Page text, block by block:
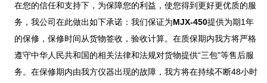
在您的信任和支持下，为保障您的利益，使您得到更好更优质的服
务，我公司在此做出如下承诺：我们保证为MJX-450提供为期1年
的保修，保修时间从货物签收，验收计算。在质保期内我方将严格
遵守中华人民共和国的相关法律和法规对货物提供“三包"等售后服
务。在保修期内由我方仪器出现的故障，我方将在持续不断48小时